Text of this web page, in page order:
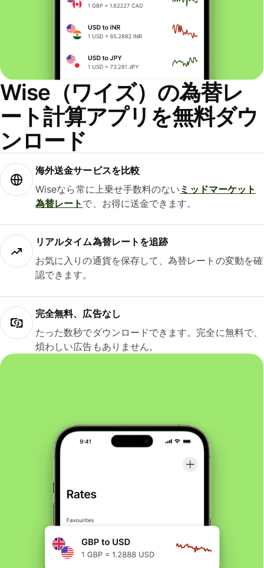
Wise（ワイズ）の為替レ
ート計算アプリを無料ダウ
ンロード
海外送金サービスを比較
Wiseなら常に上乗せ手数料のない ミッドマーケット
為替レート で、お得に送金できます。
リアルタイム為替レートを追跡
お気に入りの通貨を保存して、為替レートの変動を確
認できます。
完全無料、広告なし
たった数秒でダウンロードできます。完全に無料で、
煩わしい広告もありません。